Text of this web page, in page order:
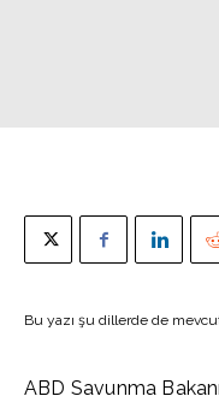
Bu yazı şu dillerde de
ABD Savunma